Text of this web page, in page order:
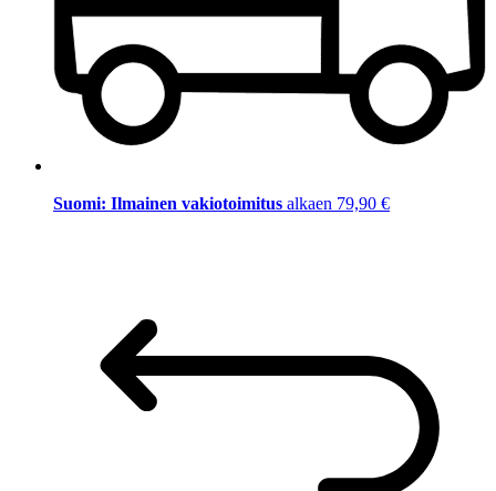
Suomi: Ilmainen vakiotoimitus alkaen 79,90 €